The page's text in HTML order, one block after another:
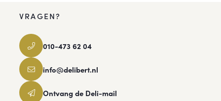
VRAGEN?
010-473 62 04
info@delibert.nl
Ontvang de Deli-mail